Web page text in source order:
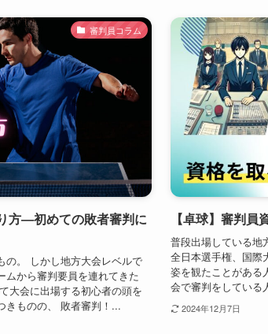
審判員コラム
方―初めての敗者審判に
の。 しかし地方大会レベルで
ムから審判要員を連れてきた
大会に出場する初心者の頭を
きものの、 敗者審判！...
【卓球】審判
普段出場している地
全日本選手権、国際
姿を観たことがある
会で審判をしている
2024年12月7日